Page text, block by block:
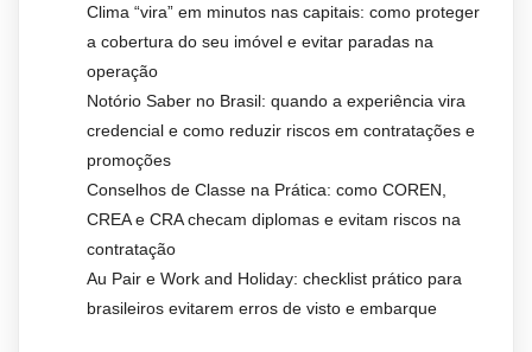
Clima “vira” em minutos nas capitais: como proteger
a cobertura do seu imóvel e evitar paradas na
operação
Notório Saber no Brasil: quando a experiência vira
credencial e como reduzir riscos em contratações e
promoções
Conselhos de Classe na Prática: como COREN,
CREA e CRA checam diplomas e evitam riscos na
contratação
Au Pair e Work and Holiday: checklist prático para
brasileiros evitarem erros de visto e embarque